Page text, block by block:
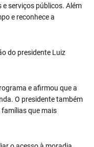
serviços públicos. Além
e reconhece a
do presidente Luiz
e afirmou que a
O presidente também
que mais